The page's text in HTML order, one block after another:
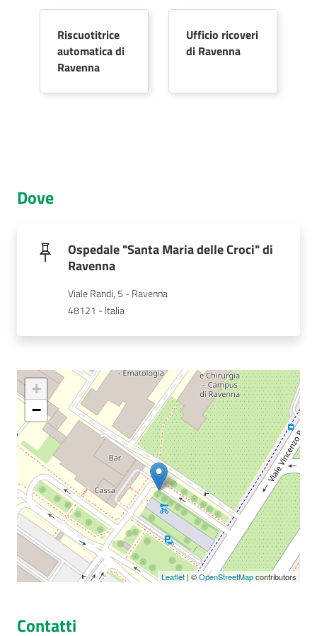
Riscuotitrice
automatica di
Ravenna
Ufficio ricoveri
di Ravenna
Dove
Ospedale "Santa Maria delle Croci" di
Ravenna
Viale Randi, 5 - Ravenna
48121 - Italia
+
−
Leaflet | ©OpenStreetMapcontributors
Contatti